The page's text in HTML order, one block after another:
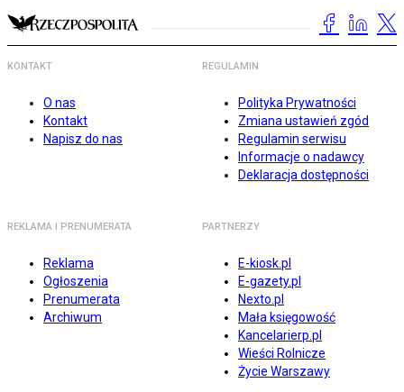
KONTAKT
O nas
Kontakt
Napisz do nas
REGULAMIN
Polityka Prywatności
Zmiana ustawień zgód
Regulamin serwisu
Informacje o nadawcy
Deklaracja dostępności
REKLAMA I PRENUMERATA
Reklama
Ogłoszenia
Prenumerata
Archiwum
PARTNERZY
E-kiosk.pl
E-gazety.pl
Nexto.pl
Mała księgowość
Kancelarierp.pl
Wieści Rolnicze
Życie Warszawy